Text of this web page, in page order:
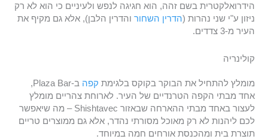
הידרואלקטרית בשם זהה, הוא חגיגה לנפש ולעיניים כי הוא לא רק
ניזון ע"י שני נהרות (הדרין השחור והדרין הלבן), אלא גם מקיף את
העיר מ-3 צדדים.
קולינריה
מומלץ להתחיל את הבוקר בקוקס בלגימת קפה
ב-Plaza Bar,
אחד מבתי הקפה הטרנדיים של העיר. לארוחת צהריים מומלץ
לעצור באחד מבתי ההארחה שבאזור Shishtavec – מה שיאפשר
לכם ליהנות לא רק מאוכל מסורתי נהדר, אלא גם ממוצרים טריים
תוצרת בית ומהכנסת אורחים חמה במיוחד.